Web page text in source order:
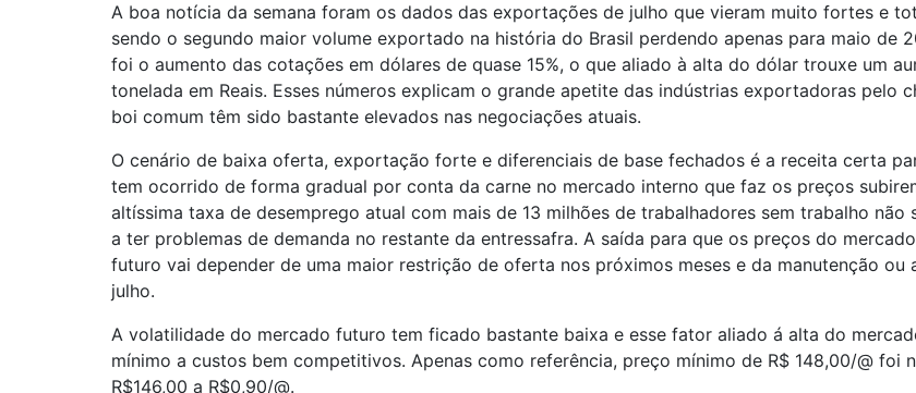
A boa notícia da semana foram os dados das exportações de julho que vieram muito fortes e
sendo o segundo maior volume exportado na história do Brasil perdendo apenas para maio de
foi o aumento das cotações em dólares de quase 15%, o que aliado à alta do dólar trouxe um
tonelada em Reais. Esses números explicam o grande apetite das indústrias exportadoras pelo
boi comum têm sido bastante elevados nas negociações atuais.
O cenário de baixa oferta, exportação forte e diferenciais de base fechados é a receita certa
tem ocorrido de forma gradual por conta da carne no mercado interno que faz os preços
altíssima taxa de desemprego atual com mais de 13 milhões de trabalhadores sem trabalho
a ter problemas de demanda no restante da entressafra. A saída para que os preços do
futuro vai depender de uma maior restrição de oferta nos próximos meses e da manutenção
julho.
A volatilidade do mercado futuro tem ficado bastante baixa e esse fator aliado á alta do
mínimo a custos bem competitivos. Apenas como referência, preço mínimo de R$ 148,00/@ foi
R$146,00 a R$0,90/@.